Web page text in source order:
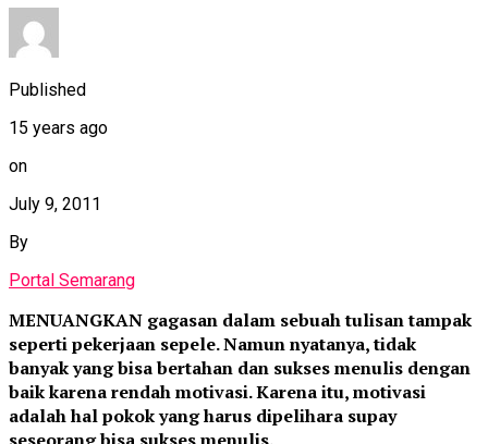
Published
15 years ago
on
July 9, 2011
By
Portal Semarang
MENUANGKAN gagasan dalam sebuah tulisan tampak
seperti pekerjaan sepele. Namun nyatanya, tidak
banyak yang bisa bertahan dan sukses menulis dengan
baik karena rendah motivasi. Karena itu, motivasi
adalah hal pokok yang harus dipelihara supay